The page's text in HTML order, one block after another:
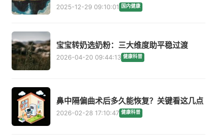
2025-12-29 09:10:01 国内健康
宝宝转奶选奶粉：三大维度助平稳过渡
2026-04-20 09:44:13 健康科普
鼻中隔偏曲术后多久能恢复？关键看这几点
2026-02-28 17:10:47 健康科普